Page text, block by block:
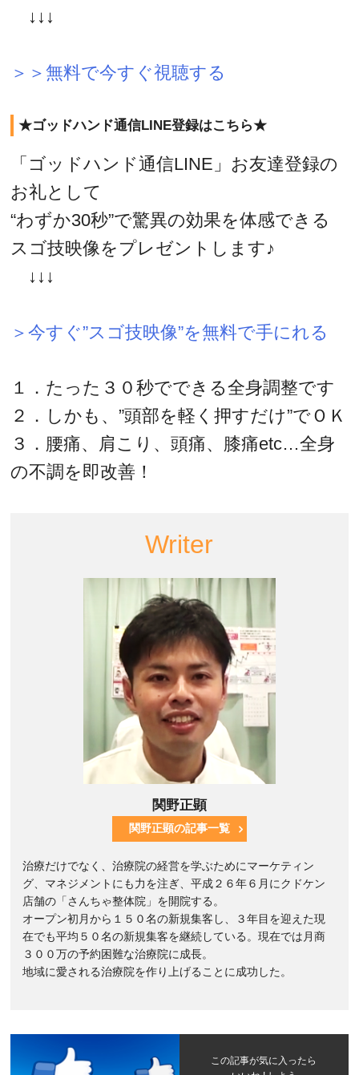
↓↓↓
＞＞無料で今すぐ視聴する
★ゴッドハンド通信LINE登録はこちら★
「ゴッドハンド通信LINE」お友達登録の
お礼として
“わずか30秒”で驚異の効果を体感できる
スゴ技映像をプレゼントします♪
↓↓↓
＞今すぐ”スゴ技映像”を無料で手にれる
１．たった３０秒でできる全身調整です
２．しかも、”頭部を軽く押すだけ”でＯＫ
３．腰痛、肩こり、頭痛、膝痛etc…全身
の不調を即改善！
Writer
関野正顕
関野正顕の記事一覧
治療だけでなく、治療院の経営を学ぶためにマーケティン
グ、マネジメントにも力を注ぎ、平成２６年６月にクドケン
店舗の「さんちゃ整体院」を開院する。
オープン初月から１５０名の新規集客し、３年目を迎えた現
在でも平均５０名の新規集客を継続している。現在では月商
３００万の予約困難な治療院に成長。
地域に愛される治療院を作り上げることに成功した。
この記事が気に入ったら